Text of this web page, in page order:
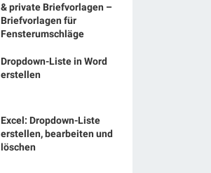
& private Briefvorlagen –
Briefvorlagen für
Fensterumschläge
Dropdown-Liste in Word
erstellen
Excel: Dropdown-Liste
erstellen, bearbeiten und
löschen